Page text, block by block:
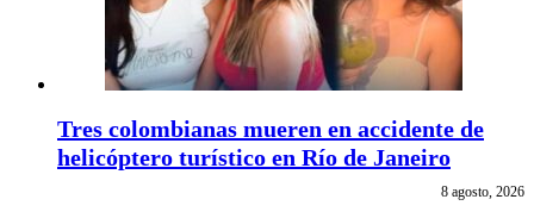
Tres colombianas mueren en accidente de
helicóptero turístico en Río de Janeiro
8 agosto, 2026